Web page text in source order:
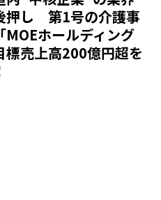
押し 第1号の介護事
MOEホールディング
標売上高200億円超を